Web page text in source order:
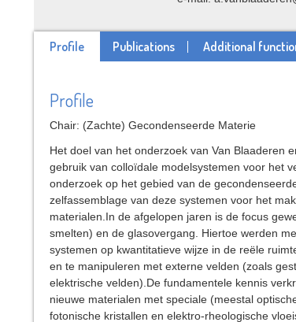
Profile Publications Additional
Profile
Chair: (Zachte) Gecondenseerde Materie
Het doel van het onderzoek van Van Blaaderen
gebruik van colloïdale modelsystemen voor het
onderzoek op het gebied van de
zelfassemblage van deze systemen voor het
materialen.In de afgelopen jaren is de focus
smelten) en de glasovergang. Hiertoe werden
systemen op kwantitatieve wijze in de reële
en te manipuleren met externe velden (zoals
elektrische velden).De fundamentele kennis
nieuwe materialen met speciale (meestal
fotonische kristallen en elektro-rheologische